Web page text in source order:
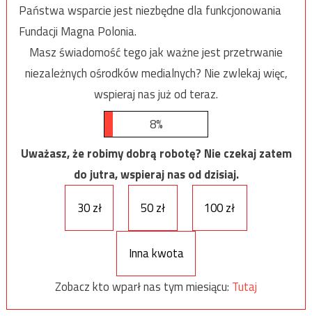
Państwa wsparcie jest niezbędne dla funkcjonowania
Fundacji Magna Polonia.
Masz świadomość tego jak ważne jest przetrwanie
niezależnych ośrodków medialnych? Nie zwlekaj więc,
wspieraj nas już od teraz.
8%
Uważasz, że robimy dobrą robotę? Nie czekaj zatem
do jutra, wspieraj nas od dzisiaj.
30 zł
50 zł 100 zł
Inna kwota
Zobacz kto wparł nas tym miesiącu: Tutaj